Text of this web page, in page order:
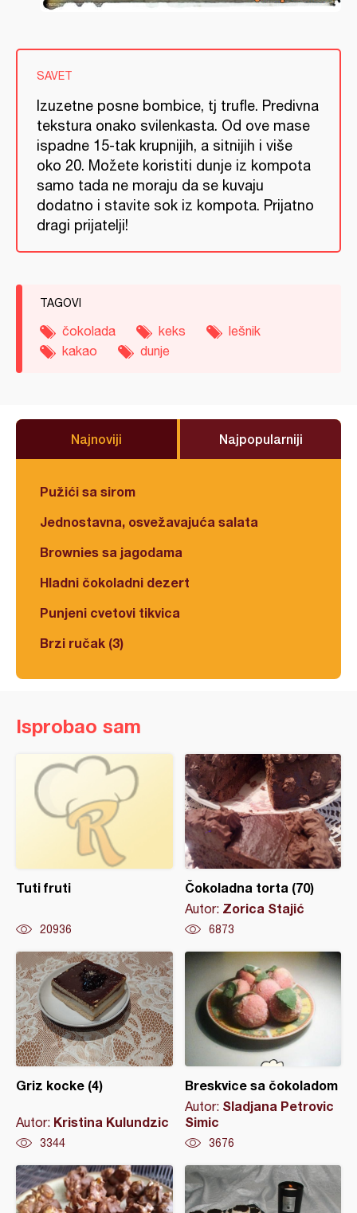
SAVET
Izuzetne posne bombice, tj trufle. Predivna
tekstura onako svilenkasta. Od ove mase
ispadne 15-tak krupnijih, a sitnijih i više
oko 20. Možete koristiti dunje iz kompota
samo tada ne moraju da se kuvaju
dodatno i stavite sok iz kompota. Prijatno
dragi prijatelji!
TAGOVI
čokolada keks
lešnik
kakao
dunje
Najnoviji Najpopularniji
Pužići sa sirom
Jednostavna, osvežavajuća salata
Brownies sa jagodama
Hladni čokoladni dezert
Punjeni cvetovi tikvica
Brzi ručak (3)
Isprobao sam
Tuti fruti
20936
Čokoladna torta (70)
Autor: Zorica Stajić
6873
Griz kocke (4)
Autor: Kristina Kulundzic
3344
Breskvice sa čokoladom
Autor: Sladjana Petrovic
Simic
3676